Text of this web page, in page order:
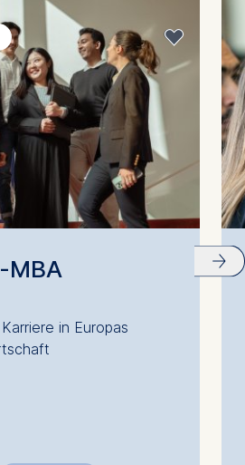
MBA
in Europas